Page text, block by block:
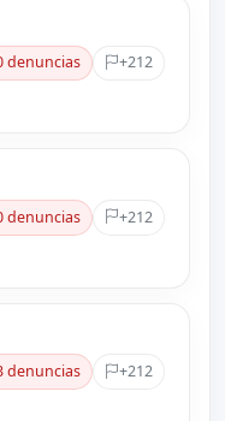
denuncias
+212
denuncias
+212
denuncias
+212